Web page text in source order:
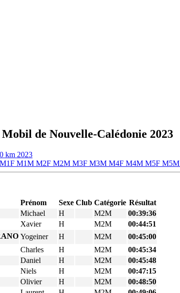
de Nouvelle-Calédonie 2023
km 2023
M1F M1M M2F M2M M3F M3M M4F M4M M5F M5M
Prénom Sexe Club Catégorie Résultat
Michael H M2M
00:39:36
Xavier H M2M
00:44:51
Yogeiner H M2M
00:45:00
Charles H M2M
00:45:34
Daniel H M2M
00:45:48
Niels H M2M
00:47:15
Olivier H M2M
00:48:50